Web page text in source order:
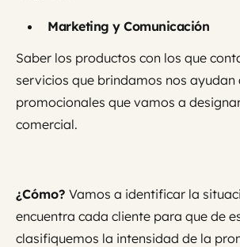
Marketing y Comunicación
Saber los productos con los que
servicios que brindamos nos ayudan
promocionales que vamos a
comercial.
¿Cómo? Vamos a identificar la
encuentra cada cliente para que de
clasifiquemos la intensidad de la